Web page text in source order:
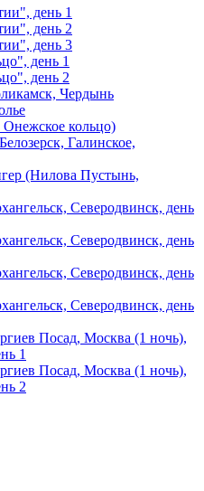
день 1
день 2
день 3
день 1
день 2
Чердынь
кольцо)
Галинское,
(Нилова Пустынь,
Северодвинск, день
Северодвинск, день
Северодвинск, день
Северодвинск, день
Посад, Москва (1 ночь),
1
Посад, Москва (1 ночь),
2